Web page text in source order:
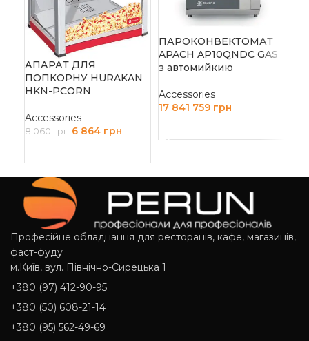
АПАРАТ ДЛЯ
ПОПКОРНУ HURAKAN
HKN-PCORN
Accessories
8 060грн 6 864 грн
ПАРОКОНВЕКТОМАТ
APACH AP10QNDC GAS
з автомийкию
Accessories
17 841 759 грн
Професійне обладнання для ресторанів, кафе, магазинів,
фаст-фуду
м.Київ, вул. Північно-Сирецька 1
+380 (97) 412-90-95
+380 (50) 608-21-14
+380 (95) 562-49-69